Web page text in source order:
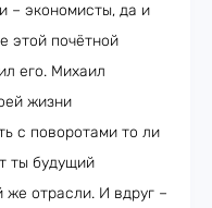
– экономисты, да и
этой почётной
его. Михаил
жизни
с поворотами то ли
ты будущий
же отрасли. И вдруг –